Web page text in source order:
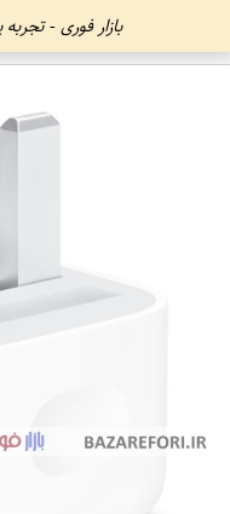
بازار فوری -